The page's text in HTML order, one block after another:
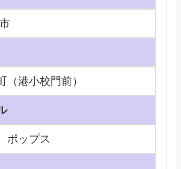
（港小校門前）
ポップス